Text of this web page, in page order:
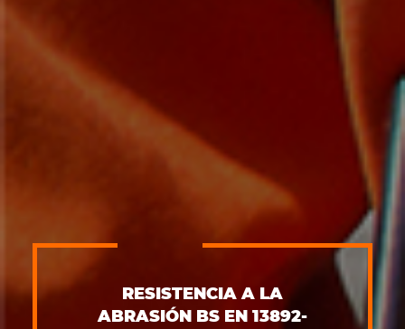
RESISTENCIA A LA
ABRASIÓN BS EN 13892-